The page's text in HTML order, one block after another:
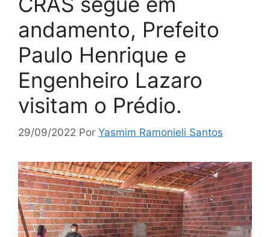
andamento, Prefeito
Paulo Henrique e
Engenheiro Lazaro
visitam o Prédio.
29/09/2022 Por Yasmim Ramonieli Santos